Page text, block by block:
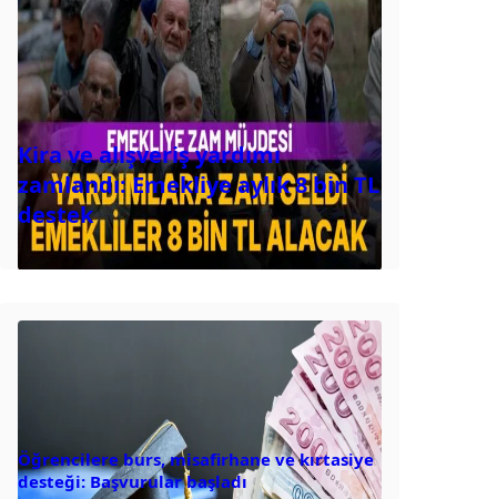
Kira ve alışveriş yardımı
zamlandı: Emekliye aylık 8 bin TL
destek
Öğrencilere burs, misafirhane ve kırtasiye
desteği: Başvurular başladı